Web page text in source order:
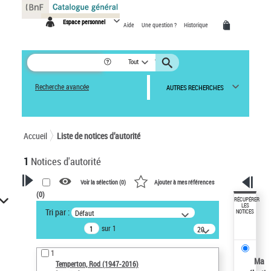
Espace personnel Aide Une question ? Historique
Tout
Recherche avancée AUTRES RECHERCHES
Accueil Liste de notices d’autorité
1 Notices d'autorité
VOTRE RECHERCHE
Recherche avancée dans les
notices d’autorité
Œuvres liées à l'auteur :
Temperton, Rod (1947-2016)
Voir la sélection (0) Ajouter à mes références
(0)
Tri par : Défaut
sur 1
20
résultats/page
1
Temperton, Rod (1947-2016)
RÉCUPÉRER
LES
NOTICES
Ma
Panneau de gestion des cookies